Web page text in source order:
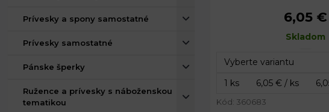
Prívesky a spony samostatné
Prívesky samostatné
Pánske šperky
Ružence a prívesky s náboženskou
tematikou
6,05 €
Skladom
Kód: 360683